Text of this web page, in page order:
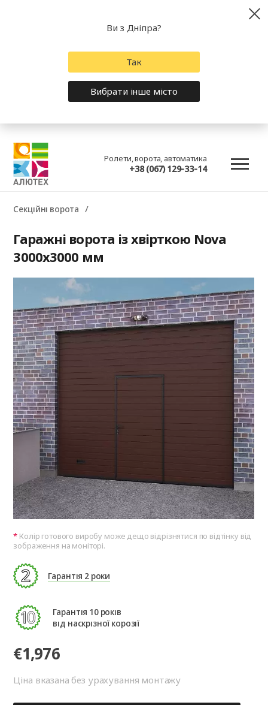
Ролети, ворота, автоматика
+38 (067) 129-33-14
Секційні ворота
Гаражні ворота із хвірткою Nova
3000x3000 мм
Колір готового виробу може дещо відрізнятися по відтінку від
зображення на моніторі.
Гарантія 2 роки
Гарантія 10 років
від наскрізної корозії
€1,976
Ціна вказана без урахування монтажу
Ви з Дніпра?
Так
Вибрати інше місто